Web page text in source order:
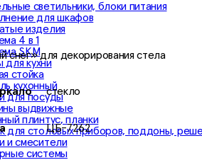
светильники, блоки питания
для шкафов
изделия
4 в 1
SKM
для кухни
стойка
кухонный
для посуды
выдвижные
плинтус, планки
для столовых приборов, поддоны,
и смесители
системы
снег» для декорирования стела
стекло
ЦБ-7262